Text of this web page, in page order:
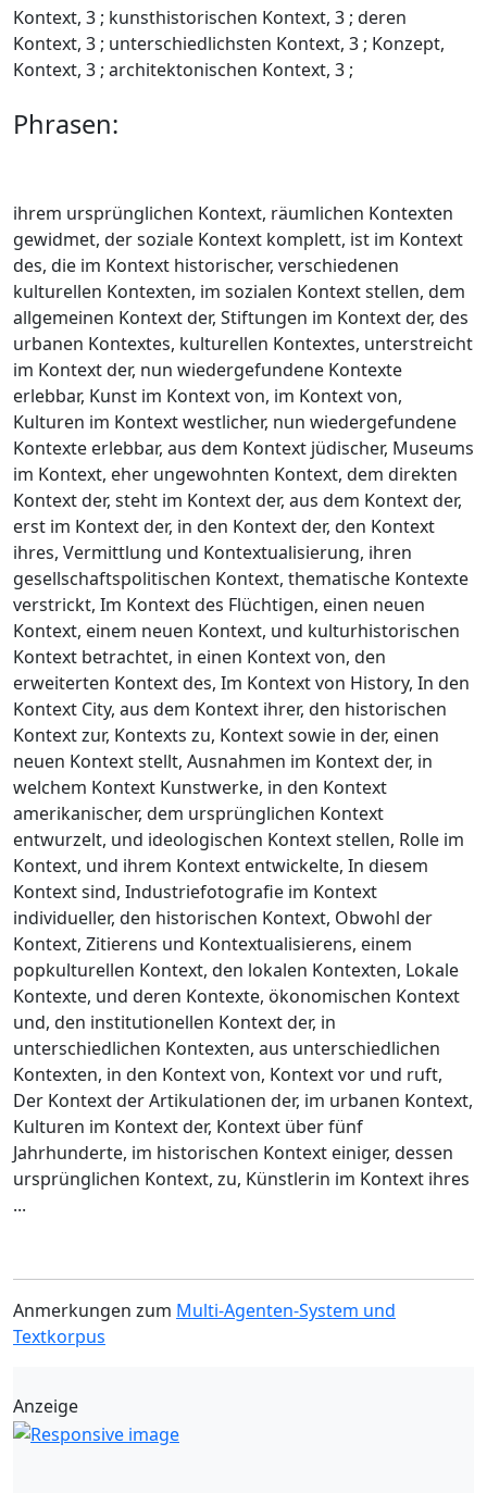
Kontext, 3 ; kunsthistorischen Kontext, 3 ; deren
Kontext, 3 ; unterschiedlichsten Kontext, 3 ; Konzept,
Kontext, 3 ; architektonischen Kontext, 3 ;
Phrasen:
ihrem ursprünglichen Kontext, räumlichen Kontexten
gewidmet, der soziale Kontext komplett, ist im Kontext
des, die im Kontext historischer, verschiedenen
kulturellen Kontexten, im sozialen Kontext stellen, dem
allgemeinen Kontext der, Stiftungen im Kontext der, des
urbanen Kontextes, kulturellen Kontextes, unterstreicht
im Kontext der, nun wiedergefundene Kontexte
erlebbar, Kunst im Kontext von, im Kontext von,
Kulturen im Kontext westlicher, nun wiedergefundene
Kontexte erlebbar, aus dem Kontext jüdischer, Museums
im Kontext, eher ungewohnten Kontext, dem direkten
Kontext der, steht im Kontext der, aus dem Kontext der,
erst im Kontext der, in den Kontext der, den Kontext
ihres, Vermittlung und Kontextualisierung, ihren
gesellschaftspolitischen Kontext, thematische Kontexte
verstrickt, Im Kontext des Flüchtigen, einen neuen
Kontext, einem neuen Kontext, und kulturhistorischen
Kontext betrachtet, in einen Kontext von, den
erweiterten Kontext des, Im Kontext von History, In den
Kontext City, aus dem Kontext ihrer, den historischen
Kontext zur, Kontexts zu, Kontext sowie in der, einen
neuen Kontext stellt, Ausnahmen im Kontext der, in
welchem Kontext Kunstwerke, in den Kontext
amerikanischer, dem ursprünglichen Kontext
entwurzelt, und ideologischen Kontext stellen, Rolle im
Kontext, und ihrem Kontext entwickelte, In diesem
Kontext sind, Industriefotografie im Kontext
individueller, den historischen Kontext, Obwohl der
Kontext, Zitierens und Kontextualisierens, einem
popkulturellen Kontext, den lokalen Kontexten, Lokale
Kontexte, und deren Kontexte, ökonomischen Kontext
und, den institutionellen Kontext der, in
unterschiedlichen Kontexten, aus unterschiedlichen
Kontexten, in den Kontext von, Kontext vor und ruft,
Der Kontext der Artikulationen der, im urbanen Kontext,
Kulturen im Kontext der, Kontext über fünf
Jahrhunderte, im historischen Kontext einiger, dessen
ursprünglichen Kontext, zu, Künstlerin im Kontext ihres
...
Anmerkungen zum Multi-Agenten-System und
Textkorpus
Anzeige